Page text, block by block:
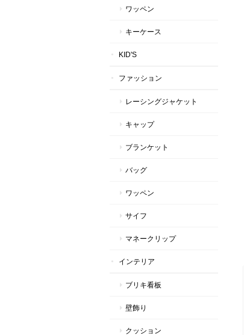
ワッペン
キーケース
KID'S
ファッション
レーシングジャケット
キャップ
ブランケット
バッグ
ワッペン
サイフ
マネークリップ
インテリア
ブリキ看板
壁飾り
クッション